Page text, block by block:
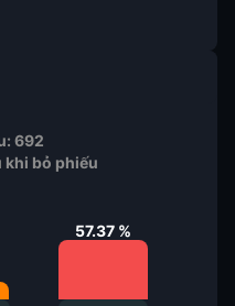
692
khi bỏ phiếu
57.37 %